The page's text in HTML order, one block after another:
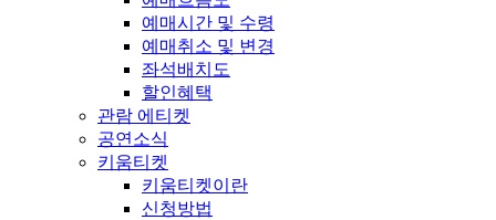
예매시간 및 수령
예매취소 및 변경
좌석배치도
할인혜택
관람 에티켓
공연소식
키움티켓
키움티켓이란
신청방법